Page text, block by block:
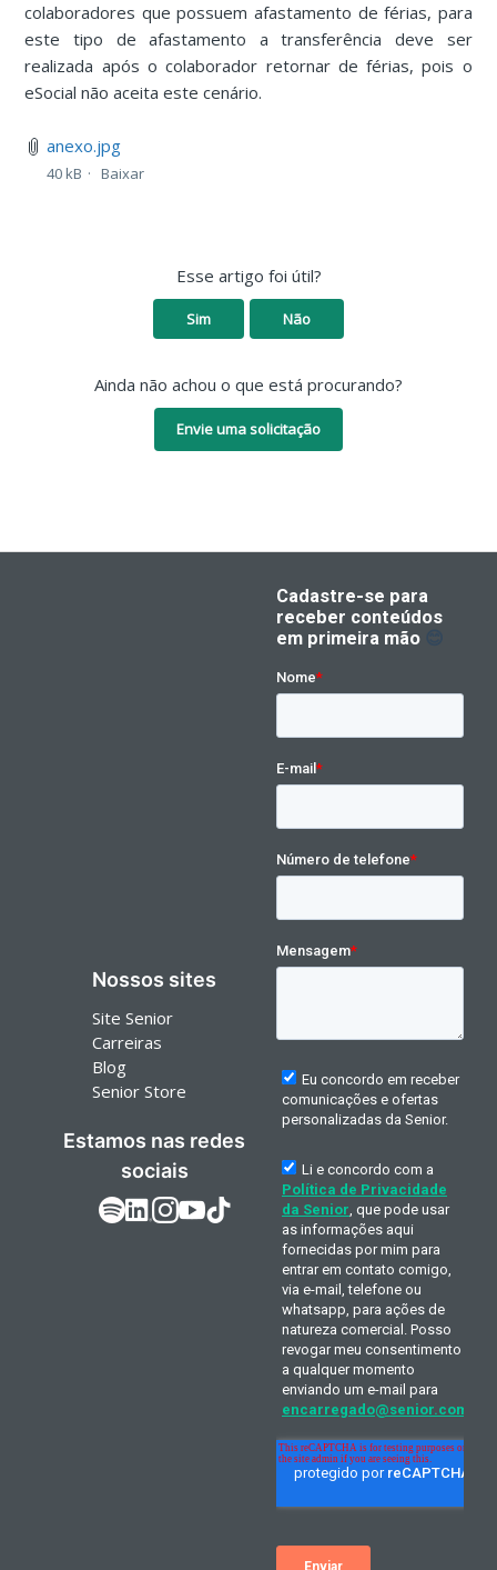
colaboradores que possuem afastamento de férias, para
este tipo de afastamento a transferência deve ser
realizada após o colaborador retornar de férias, pois o
eSocial não aceita este cenário.
anexo.jpg
40 kB Baixar
Esse artigo foi útil?
Sim Não
Ainda não achou o que está procurando?
Envie uma solicitação
Nossos sites
Site Senior
Carreiras
Blog
Senior Store
Estamos nas redes
sociais